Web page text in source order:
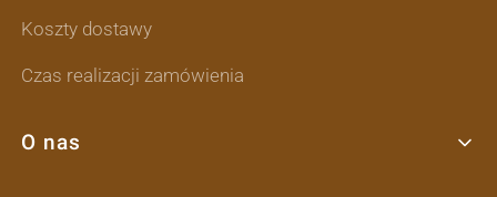
Koszty dostawy
Czas realizacji zamówienia
O nas